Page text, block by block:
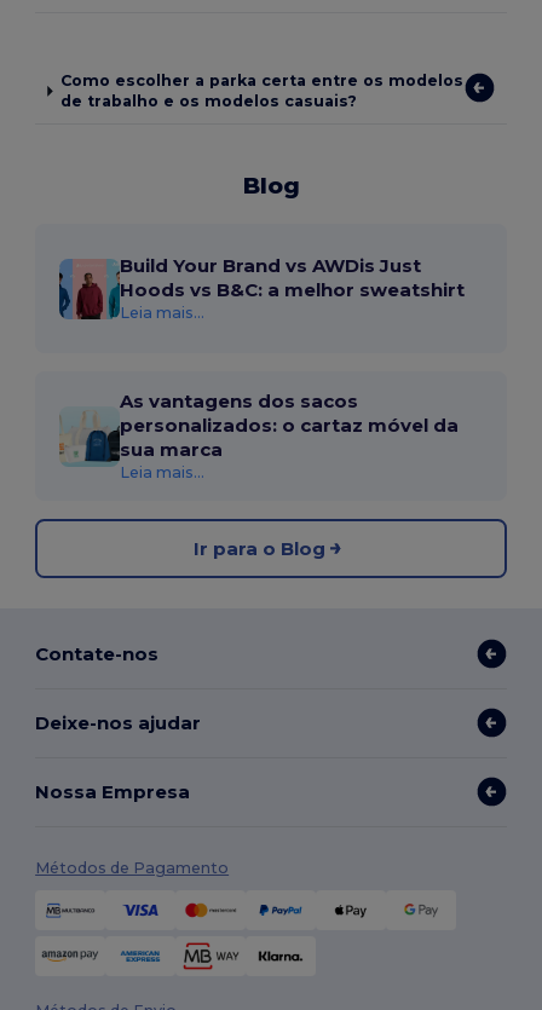
Como escolher a parka certa entre os modelos
de trabalho e os modelos casuais?
Blog
Build Your Brand vs AWDis Just
Hoods vs B&C: a melhor sweatshirt
Leia mais...
As vantagens dos sacos
personalizados: o cartaz móvel da
sua marca
Leia mais...
Ir para o Blog
Contate-nos
Deixe-nos ajudar
Nossa Empresa
Métodos de Pagamento